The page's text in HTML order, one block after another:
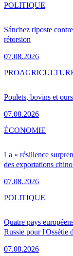
Sánchez riposte
rétorsion
07.08.2026
POLITIQUE
Poulets, bovins et
07.08.2026
PRO
La « résilience
des exportations
07.08.2026
ÉCONOMIE
Quatre pays
Russie pour l'Ossétie
07.08.2026
POLITIQUE